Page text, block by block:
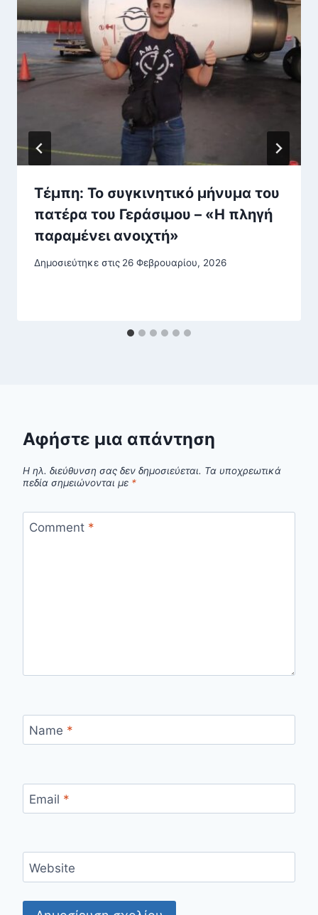
Τέμπη: Το συγκινητικό μήνυμα του
πατέρα του Γεράσιμου – «Η πληγή
παραμένει ανοιχτή»
Δημοσιεύτηκε στις 26 Φεβρουαρίου, 2026
Αφήστε μια απάντηση
Η ηλ. διεύθυνση σας δεν δημοσιεύεται. Τα υποχρεωτικά
πεδία σημειώνονται με *
Comment *
Name *
Email *
Website